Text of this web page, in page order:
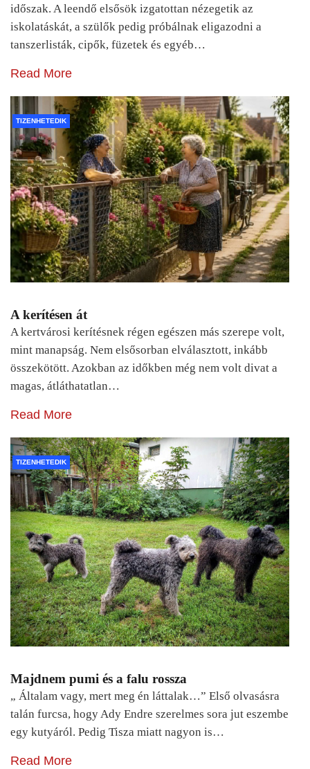
időszak. A leendő elsősök izgatottan nézegetik az
iskolatáskát, a szülők pedig próbálnak eligazodni a
tanszerlisták, cipők, füzetek és egyéb…
Read More
TIZENHETEDIK
A kerítésen át
A kertvárosi kerítésnek régen egészen más szerepe volt,
mint manapság. Nem elsősorban elválasztott, inkább
összekötött. Azokban az időkben még nem volt divat a
magas, átláthatatlan…
Read More
TIZENHETEDIK
Majdnem pumi és a falu rossza
„ Általam vagy, mert meg én láttalak…” Első olvasásra
talán furcsa, hogy Ady Endre szerelmes sora jut eszembe
egy kutyáról. Pedig Tisza miatt nagyon is…
Read More